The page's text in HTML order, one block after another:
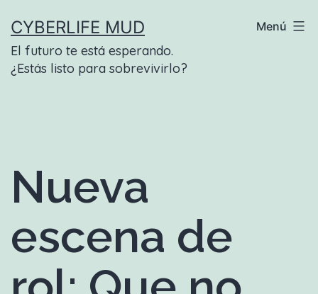
contenido
CYBERLIFE MUD
El futuro te está esperando.
¿Estás listo para sobrevivirlo?
Menú
Nueva
escena de